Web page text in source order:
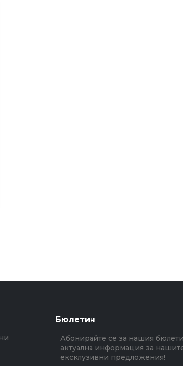
Бюлетин
Абонирайте се за нашия
актуална информация за
ексклузивни предложения!